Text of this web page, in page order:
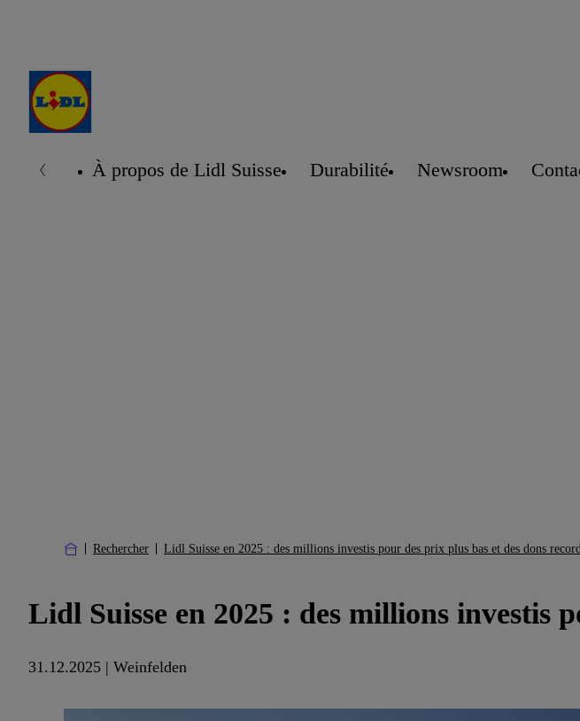
À propos de Lidl Suisse Durabilité Newsroom
Rechercher Lidl Suisse en 2025 : des millions investis pour des prix plus bas et des dons
Lidl Suisse en 2025 : des millions investis
31.12.2025 | Weinfelden